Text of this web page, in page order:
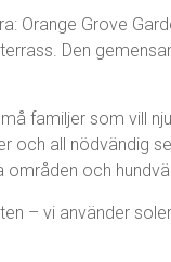
Orange Grove
Den
familjer som vill
och all nödvändig
områden och
– vi använder